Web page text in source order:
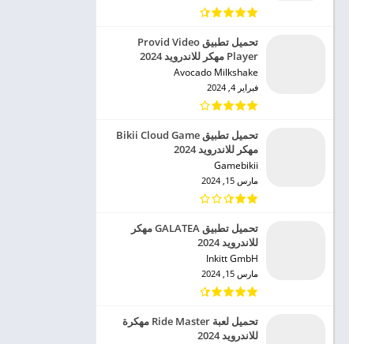
تحميل تطبيق Provid Video
Player مهكر للاندرويد 2024
Avocado Milkshake‏
فبراير 4, 2024
تحميل تطبيق Bikii Cloud Game
مهكر للاندرويد 2024
Gamebikii‏
مارس 15, 2024
تحميل تطبيق GALATEA مهكر
للاندرويد 2024
Inkitt GmbH‏
مارس 15, 2024
تحميل لعبة Ride Master مهكرة
للاندرويد 2024